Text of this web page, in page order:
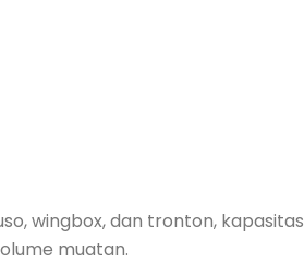
wingbox, dan tronton, kapasitas
muatan.